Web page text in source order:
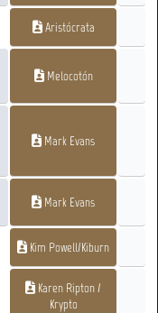
Aristócrata
Melocotón
Mark Evans
Mark Evans
Kim Powell/Kiburn
Karen Ripton /
Krypto